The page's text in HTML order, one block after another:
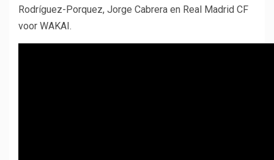
Rodríguez-Porquez, Jorge Cabrera en Real Madrid CF
voor WAKAI.